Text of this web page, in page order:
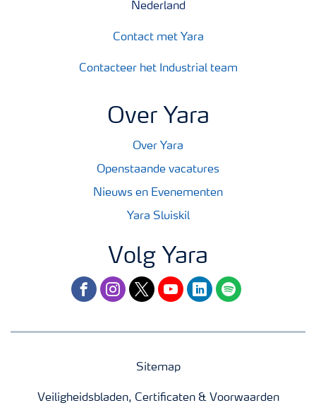
Nederland
Contact met Yara
Contacteer het Industrial team
Over Yara
Over Yara
Openstaande vacatures
Nieuws en Evenementen
Yara Sluiskil
Volg Yara
facebookinstagram
twitteryoutubelinkedinspotify
Sitemap
Veiligheidsbladen, Certificaten & Voorwaarden